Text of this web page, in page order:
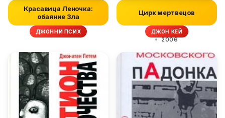
Красавица Леночка:
обаяние Зла
ДЖОННИ ПСИХ
Цирк мертвецов
ДЖОН КЕЙ
2006